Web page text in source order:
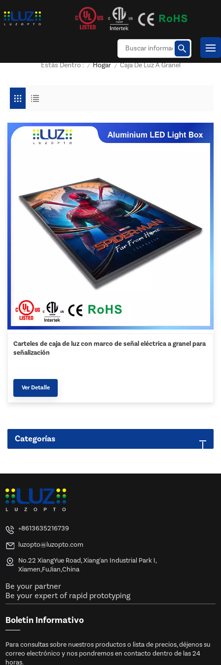
Estás Dentro : / Hogar / Caja De Luz A Granel
Carteles de caja de luz con marco de señal eléctrica a granel para
señalización
Ver Detalle
Categorías
+8613635216739
luzopto@luzopto.com
No.22 XiangYue Road, Xiang'an Industrial Park I,
Xiamen,FuJian,China
Be your partner
Be your expert of rapid prototyping
Boletin Informativo
Para consultas sobre nuestros productos o lista de precios, déjenos su
correo electrónico y nos pondremos en contacto dentro de las 24
horas.